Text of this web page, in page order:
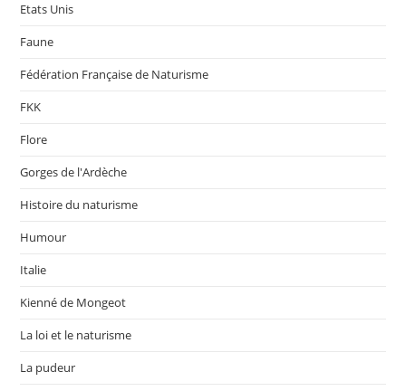
Etats Unis
Faune
Fédération Française de Naturisme
FKK
Flore
Gorges de l'Ardèche
Histoire du naturisme
Humour
Italie
Kienné de Mongeot
La loi et le naturisme
La pudeur